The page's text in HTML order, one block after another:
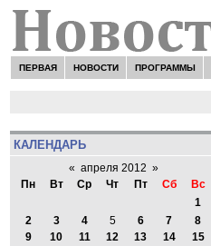
ПЕРВАЯ НОВОСТИ ПРОГРАММЫ
КАЛЕНДАРЬ
« апреля 2012 »
Пн
Вт Ср Чт Пт Сб
Вс
1
2
3 4 5 6 7
8
9
10 11 12 13 14
15